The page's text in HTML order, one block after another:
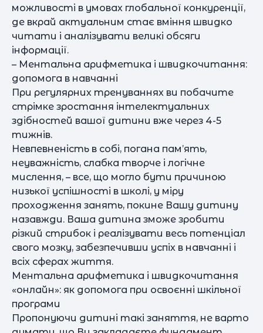
можливості в умовах глобальної конкуренції,
де вкрай актуальним стає вміння швидко
читати і аналізувати великі обсяги
інформації.
– Ментальна арифметика і швидкочитання:
допомога в навчанні
При регулярних тренуваннях ви побачите
стрімке зростання інтелектуальних
здібностей вашої дитини вже через 4-5
тижнів.
Невпевненість в собі, погана пам’ять,
неуважність, слабка творче і логічне
мислення, – все, що могло бути причиною
низької успішності в школі, у міру
проходження занять, покине Вашу дитину
назавжди. Ваша дитина зможе зробити
різкий стрибок і реалізувати весь потенціал
свого мозку, забезпечивши успіх в навчанні і
всіх сферах життя.
Ментальна арифметика і швидкочитання
«онлайн»: як допомога при освоєнні шкільної
програми
Пропонуючи дитині такі заняття, не варто